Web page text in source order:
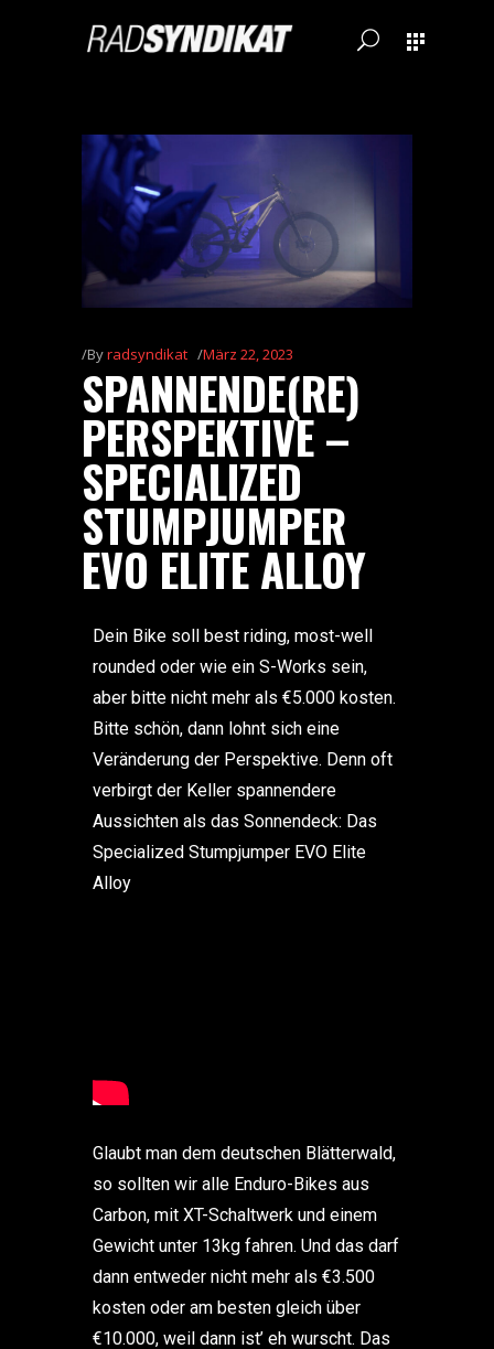
Byradsyndikat März 22, 2023
SPANNENDE(RE)
PERSPEKTIVE –
SPECIALIZED
STUMPJUMPER
EVO ELITE ALLOY
Dein Bike soll best riding, most-well
rounded oder wie ein S-Works sein,
aber bitte nicht mehr als €5.000 kosten.
Bitte schön, dann lohnt sich eine
Veränderung der Perspektive. Denn oft
verbirgt der Keller spannendere
Aussichten als das Sonnendeck: Das
Specialized Stumpjumper EVO Elite
Alloy
Glaubt man dem deutschen Blätterwald,
so sollten wir alle Enduro-Bikes aus
Carbon, mit XT-Schaltwerk und einem
Gewicht unter 13kg fahren. Und das darf
dann entweder nicht mehr als €3.500
kosten oder am besten gleich über
€10.000, weil dann ist’ eh wurscht. Das